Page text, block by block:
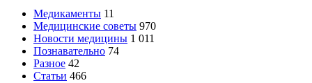
Медикаменты 11
Медицинские советы 970
Новости медицины 1 011
Познавательно 74
Разное 42
Статьи 466